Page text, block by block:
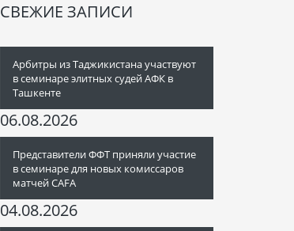
СВЕЖИЕ ЗАПИСИ
Арбитры из Таджикистана участвуют
в семинаре элитных судей АФК в
Ташкенте
06.08.2026
Представители ФФТ приняли участие
в семинаре для новых комиссаров
матчей CAFA
04.08.2026